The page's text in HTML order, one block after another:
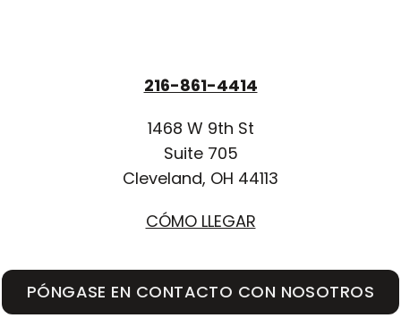
216-861-4414
1468 W 9th St
Suite 705
Cleveland, OH 44113
CÓMO LLEGAR
PÓNGASE EN CONTACTO CON NOSOTROS